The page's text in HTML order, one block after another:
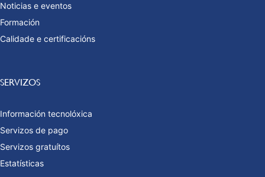
Noticias e eventos
Formación
Calidade e certificacións
SERVIZOS
Información tecnolóxica
Servizos de pago
Servizos gratuítos
Estatísticas